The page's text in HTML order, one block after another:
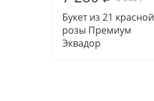
Букет из 21 красной
розы Премиум
Эквадор